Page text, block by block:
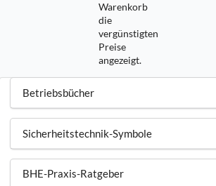
Warenkorb
die
vergünstigten
Preise
angezeigt.
Betriebsbücher
Sicherheitstechnik-Symbole
BHE-Praxis-Ratgeber